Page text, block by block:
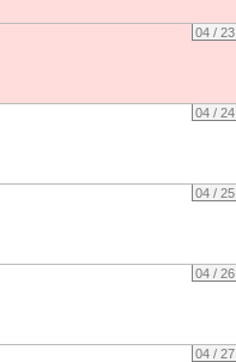
04 / 23
04 / 24
04 / 25
04 / 26
04 / 27